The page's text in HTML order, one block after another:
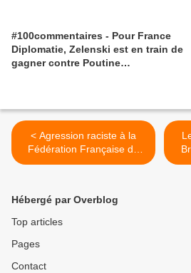
#100commentaires - Pour France
Diplomatie, Zelenski est en train de
gagner contre Poutine…
< Agression raciste à la
Fédération Française de
Football : l’effet Finkielkraut
Hébergé par Overblog
Top articles
Pages
Contact